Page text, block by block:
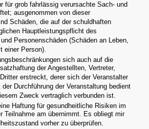
für grob fahrlässig verursachte Sach- und
ausgenommen von dieser
Schäden, die auf der schuldhaften
Hauptleistungspflicht des
Personenschäden (Schäden an Leben,
einer Person).
sich auch auf die
der Angestellten, Vertreter,
erstreckt, derer sich der Veranstalter
Durchführung der Veranstaltung bedient
Zweck vertraglich verbunden ist.
Haftung für gesundheitliche Risiken im
Teilnahme am übernimmt. Es obliegt mir
vorher zu überprüfen.